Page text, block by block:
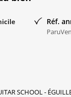
Réf.
SCHOOL -